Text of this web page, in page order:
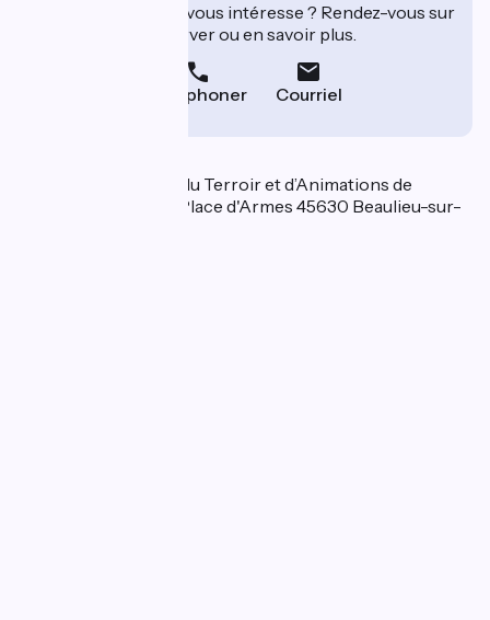
Cet établissement vous intéresse ? Rendez-vous sur
leur site pour réserver ou en savoir plus.
Téléphoner Courriel
Association Maison du Terroir et d’Animations de
Beaulieu sur Loire 3 Place d'Armes 45630 Beaulieu-sur-